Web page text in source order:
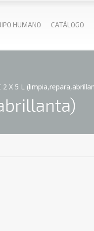
HUMANO CATÁLOGO
2 X 5 L